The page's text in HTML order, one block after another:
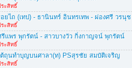
ระสิทธิ์
ยไถ (เทป) - ธานินทร์ อินทรเทพ - ผ่องศรี วรนุช
ระสิทธิ์
รีแพร พุกรัตน์ - สาวบางวัว กิ่งกาญจน์ พุกรัตน์
ระสิทธิ์
ถุนทำบุญบนศาลา(ท) PSสุรชัย สมบัติเจริญ
ระสิทธิ์